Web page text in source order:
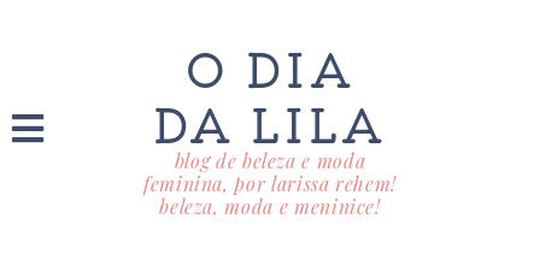
O DIA
DA LILA
blog de beleza e moda
feminina, por larissa rehem!
beleza, moda e meninice!